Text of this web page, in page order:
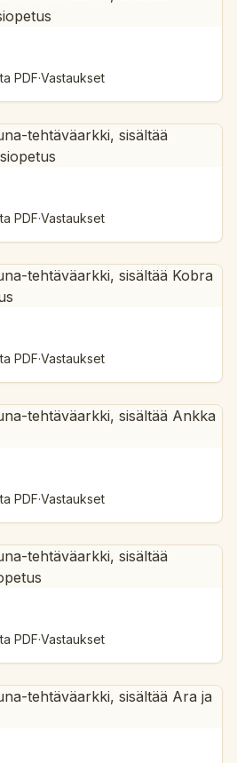
PDF·Vastaukset
PDF·Vastaukset
PDF·Vastaukset
PDF·Vastaukset
PDF·Vastaukset